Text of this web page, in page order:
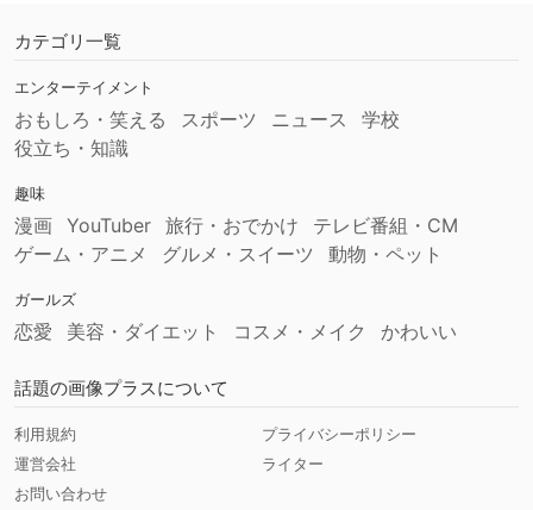
カテゴリ一覧
エンターテイメント
おもしろ・笑える スポーツ ニュース
学校
役立ち・知識
趣味
漫画 YouTuber 旅行・おでかけ
テレビ番組・CM
ゲーム・アニメ
グルメ・スイーツ 動物・ペット
ガールズ
恋愛 美容・ダイエット コスメ・メイク かわいい
話題の画像プラスについて
利用規約
プライバシーポリシー
運営会社
ライター
お問い合わせ